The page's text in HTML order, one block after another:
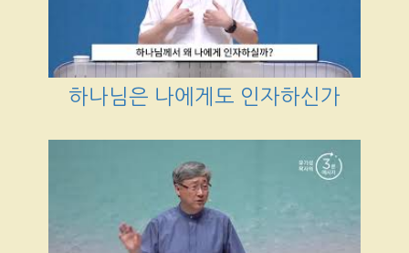
하나님은 나에게도 인자하신가